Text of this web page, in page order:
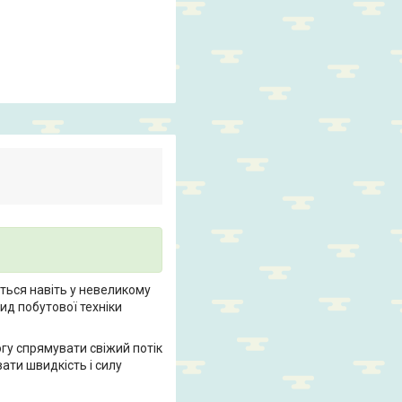
навіть у невеликому
побутової техніки
спрямувати свіжий потік
швидкість і силу